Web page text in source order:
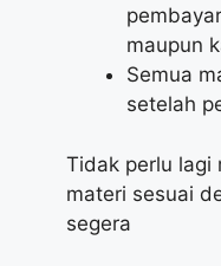
maupun
Semua
setelah
Tidak perlu lagi
materi sesuai
segera